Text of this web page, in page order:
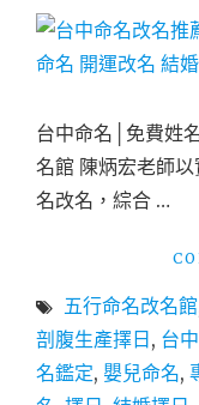
台中命名│免費姓
名館 陳炳宏老師
名改名，綜合 …
五行命名改名館
剖腹生產擇日, 台
名鑑定, 嬰兒命名,